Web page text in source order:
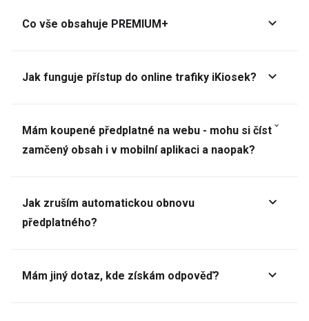
Co vše obsahuje PREMIUM+
Jak funguje přístup do online trafiky iKiosek?
Mám koupené předplatné na webu - mohu si číst
zamčený obsah i v mobilní aplikaci a naopak?
Jak zruším automatickou obnovu
předplatného?
Mám jiný dotaz, kde získám odpověď?